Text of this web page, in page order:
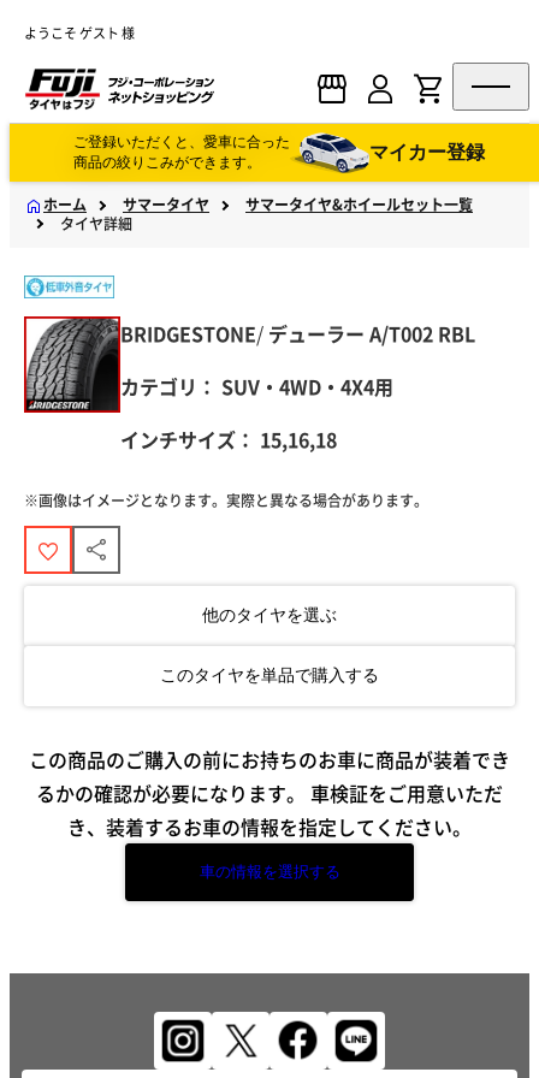
ようこそ ゲスト 様
ご登録いただくと、愛車に合った
商品の絞りこみができます。
マイカー登録
ホーム サマータイヤ
サマータイヤ&ホイールセット一覧
タイヤ詳細
BRIDGESTONE/ デューラー A/T002 RBL
カテゴリ： SUV・4WD・4X4用
インチサイズ： 15,16,18
※画像はイメージとなります。実際と異なる場合があります。
他のタイヤを選ぶ
このタイヤを単品で購入する
この商品のご購入の前にお持ちのお車に商品が装着でき
るかの確認が必要になります。 車検証をご用意いただ
き、装着するお車の情報を指定してください。
車の情報を選択する